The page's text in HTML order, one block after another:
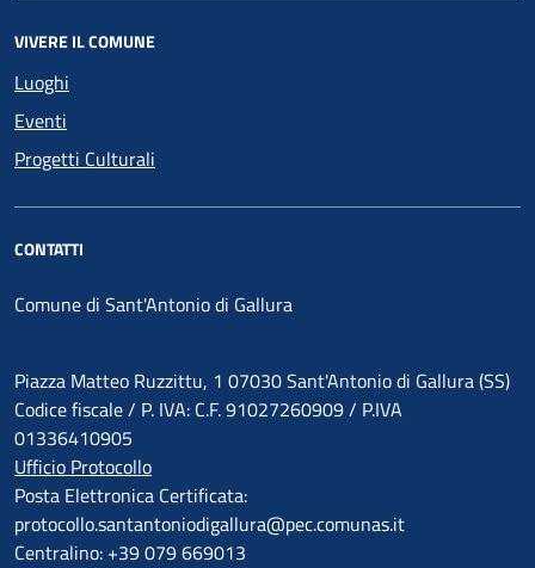
VIVERE IL COMUNE
Luoghi
Eventi
Progetti Culturali
CONTATTI
Comune di Sant'Antonio di Gallura
Piazza Matteo Ruzzittu, 1 07030 Sant'Antonio di Gallura (SS)
Codice fiscale / P. IVA: C.F. 91027260909 / P.IVA
01336410905
Ufficio Protocollo
Posta Elettronica Certificata:
protocollo.santantoniodigallura@pec.comunas.it
Centralino: +39 079 669013